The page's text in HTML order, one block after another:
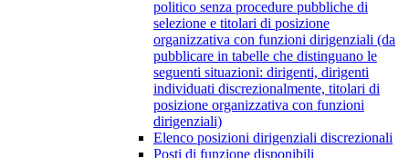
politico senza procedure pubbliche di
selezione e titolari di posizione
organizzativa con funzioni dirigenziali (da
pubblicare in tabelle che distinguano le
seguenti situazioni: dirigenti, dirigenti
individuati discrezionalmente, titolari di
posizione organizzativa con funzioni
dirigenziali)
Elenco posizioni dirigenziali discrezionali
Posti di funzione disponibili